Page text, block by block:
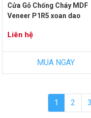
Cửa Gỗ Chống Cháy MDF
Veneer P1R5 xoan dao
Liên hệ
MUA NGAY
1 2 3